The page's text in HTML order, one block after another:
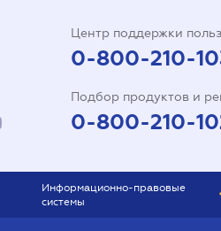
Центр поддержки
0-800-210-
Подбор продуктов и
0-800-210-
Информационно-правовые
системы